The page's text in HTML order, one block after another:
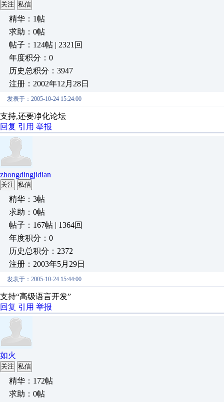
关注 私信
精华：1帖
求助：0帖
帖子：124帖 | 2321回
年度积分：0
历史总积分：3947
注册：2002年12月28日
发表于：2005-10-24 15:24:00
支持,还要净化论坛
回复 引用 举报
zhongdingjidian
关注 私信
精华：3帖
求助：0帖
帖子：167帖 | 1364回
年度积分：0
历史总积分：2372
注册：2003年5月29日
发表于：2005-10-24 15:44:00
支持“高级语言开发”
回复 引用 举报
如火
关注 私信
精华：172帖
求助：0帖